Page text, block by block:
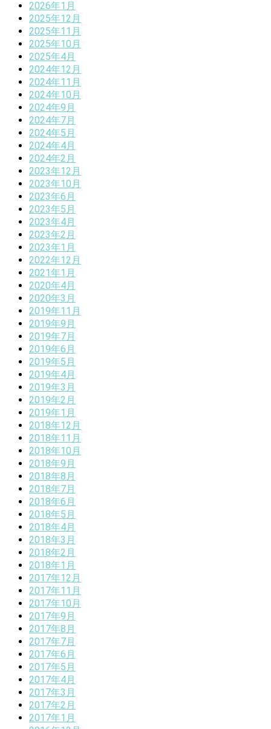
2026年1月
2025年12月
2025年11月
2025年10月
2025年4月
2024年12月
2024年11月
2024年10月
2024年9月
2024年7月
2024年5月
2024年4月
2024年2月
2023年12月
2023年10月
2023年6月
2023年5月
2023年4月
2023年2月
2023年1月
2022年12月
2021年1月
2020年4月
2020年3月
2019年11月
2019年9月
2019年7月
2019年6月
2019年5月
2019年4月
2019年3月
2019年2月
2019年1月
2018年12月
2018年11月
2018年10月
2018年9月
2018年8月
2018年7月
2018年6月
2018年5月
2018年4月
2018年3月
2018年2月
2018年1月
2017年12月
2017年11月
2017年10月
2017年9月
2017年8月
2017年7月
2017年6月
2017年5月
2017年4月
2017年3月
2017年2月
2017年1月